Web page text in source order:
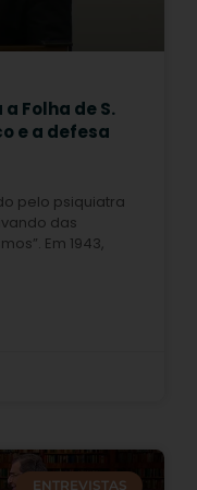
Folha de S.
e a defesa
pelo psiquiatra
das
Em 1943,
ENTREVISTAS